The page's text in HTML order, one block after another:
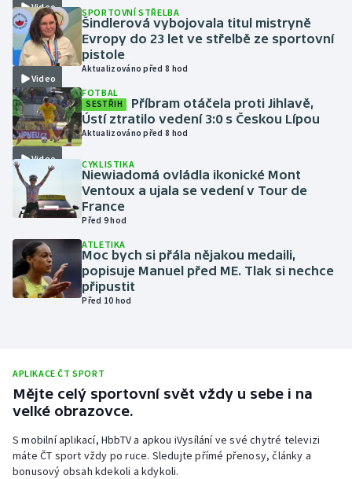
Krasobruslení
Lezení
Lyže a snowboard
Moderní pětiboj
Motorsport
Olympijské hry
Parasport
Plavání
Rychlobruslení
Short track
Video
Video
SPORTOVNÍ STŘELBA
Šindlerová vybojovala titul mistryně
Evropy do 23 let ve střelbě ze sportovní
pistole
Aktualizováno před 8 hod
Video
FOTBAL
SESTŘIH
Příbram otáčela proti Jihlavě,
Ústí ztratilo vedení 3:0 s Českou Lípou
Aktualizováno před 8 hod
CYKLISTIKA
Niewiadomá ovládla ikonické Mont
Ventoux a ujala se vedení v Tour de
France
Před 9 hod
ATLETIKA
Moc bych si přála nějakou medaili,
popisuje Manuel před ME. Tlak si nechce
připustit
Před 10 hod
APLIKACE ČT SPORT
Mějte celý sportovní svět vždy u sebe i na
velké obrazovce.
S mobilní aplikací, HbbTV a apkou iVysílání ve své chytré televizi
máte ČT sport vždy po ruce. Sledujte přímé přenosy, články a
bonusový obsah kdekoli a kdykoli.